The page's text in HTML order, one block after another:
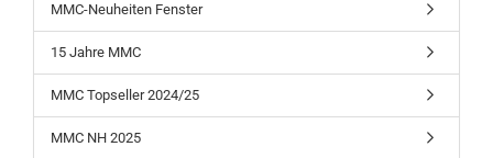
MMC-Neuheiten Fenster
15 Jahre MMC
MMC Topseller 2024/25
MMC NH 2025